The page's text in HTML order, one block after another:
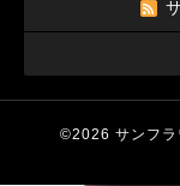
©2026 サンフ